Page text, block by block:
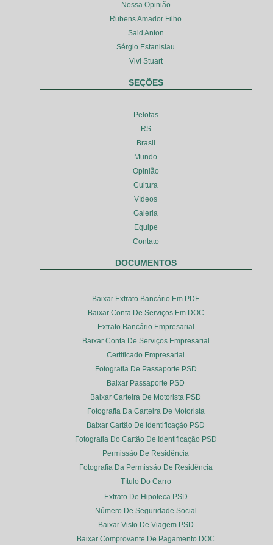
Nossa Opinião
Rubens Amador Filho
Said Anton
Sérgio Estanislau
Vivi Stuart
SEÇÕES
Pelotas
RS
Brasil
Mundo
Opinião
Cultura
Vídeos
Galeria
Equipe
Contato
DOCUMENTOS
Baixar Extrato Bancário Em PDF
Baixar Conta De Serviços Em DOC
Extrato Bancário Empresarial
Baixar Conta De Serviços Empresarial
Certificado Empresarial
Fotografia De Passaporte PSD
Baixar Passaporte PSD
Baixar Carteira De Motorista PSD
Fotografia Da Carteira De Motorista
Baixar Cartão De Identificação PSD
Fotografia Do Cartão De Identificação PSD
Permissão De Residência
Fotografia Da Permissão De Residência
Título Do Carro
Extrato De Hipoteca PSD
Número De Seguridade Social
Baixar Visto De Viagem PSD
Baixar Comprovante De Pagamento DOC